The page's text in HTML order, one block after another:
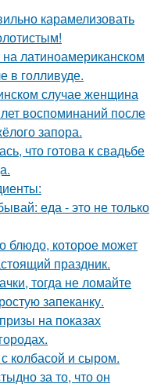
карамелизовать
латиноамериканском
в голливуде.
случае женщина
воспоминаний после
запора.
что готова к свадьбе
еда - это не только
блюдо, которое может
праздник.
тогда не ломайте
запеканку.
на показах
с колбасой и сыром.
за то, что он